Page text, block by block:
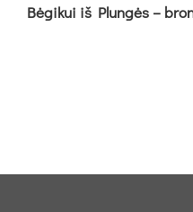
Bė­gi­kui iš Plun­gės –